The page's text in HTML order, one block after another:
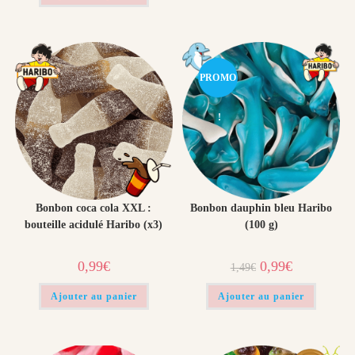
Bonbon coca cola XXL :
bouteille acidulé Haribo (x3)
0,99€
Ajouter au panier
PROMO
!
Bonbon dauphin bleu Haribo
(100 g)
1,49€ Le
prix
initial
était :
1,49€.
0,99€Le
prix
actuel
est :
0,99€.
Ajouter au panier